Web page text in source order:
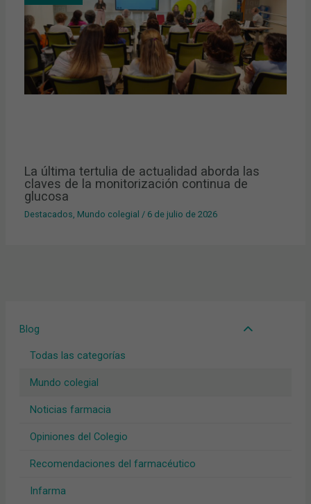
Blog
Todas las categorías
Mundo colegial
Noticias farmacia
Opiniones del Colegio
Recomendaciones del farmacéutico
Infarma
La última tertulia de actualidad aborda las
claves de la monitorización continua de
glucosa
Destacados Mundo colegial / 6 de julio de 2026